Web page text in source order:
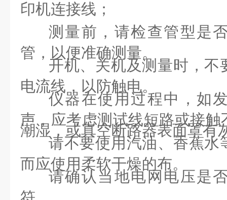
印机连接线；
测量前，请检查管型是
管，以便准确测量。
开机、关机及测量时，不
电流线，以防触电。
仪器在使用过程中，如
声，应考虑测试线短路或接触
潮湿，或真空断路器表面罩有
请不要使用汽油、香蕉水
而应使用柔软干燥的布。
请确认当地电网电压是
符。